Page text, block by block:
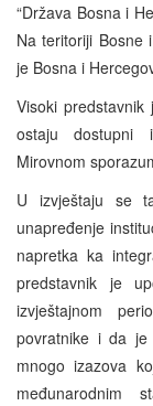
“Država Bosna i
Na teritoriji Bosne
je Bosna i
Visoki
ostaju dostupni
Mirovnom
U izvještaju se
unapređenje
napretka ka
predstavnik je
izvještajnom
povratnike i da je
mnogo izazova
međunarodnim